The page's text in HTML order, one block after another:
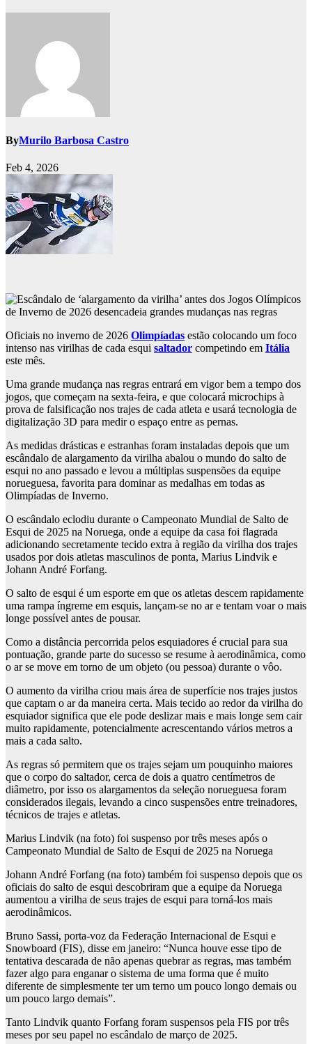
ByMurilo Barbosa Castro
Feb 4, 2026
Oficiais no inverno de 2026 Olimpíadas estão colocando um foco
intenso nas virilhas de cada esqui saltador competindo em Itália
este mês.
Uma grande mudança nas regras entrará em vigor bem a tempo dos
jogos, que começam na sexta-feira, e que colocará microchips à
prova de falsificação nos trajes de cada atleta e usará tecnologia de
digitalização 3D para medir o espaço entre as pernas.
As medidas drásticas e estranhas foram instaladas depois que um
escândalo de alargamento da virilha abalou o mundo do salto de
esqui no ano passado e levou a múltiplas suspensões da equipe
norueguesa, favorita para dominar as medalhas em todas as
Olimpíadas de Inverno.
O escândalo eclodiu durante o Campeonato Mundial de Salto de
Esqui de 2025 na Noruega, onde a equipe da casa foi flagrada
adicionando secretamente tecido extra à região da virilha dos trajes
usados ​​por dois atletas masculinos de ponta, Marius Lindvik e
Johann André Forfang.
O salto de esqui é um esporte em que os atletas descem rapidamente
uma rampa íngreme em esquis, lançam-se no ar e tentam voar o mais
longe possível antes de pousar.
Como a distância percorrida pelos esquiadores é crucial para sua
pontuação, grande parte do sucesso se resume à aerodinâmica, como
o ar se move em torno de um objeto (ou pessoa) durante o vôo.
O aumento da virilha criou mais área de superfície nos trajes justos
que captam o ar da maneira certa. Mais tecido ao redor da virilha do
esquiador significa que ele pode deslizar mais e mais longe sem cair
muito rapidamente, potencialmente acrescentando vários metros a
mais a cada salto.
As regras só permitem que os trajes sejam um pouquinho maiores
que o corpo do saltador, cerca de dois a quatro centímetros de
diâmetro, por isso os alargamentos da seleção norueguesa foram
considerados ilegais, levando a cinco suspensões entre treinadores,
técnicos de trajes e atletas.
Marius Lindvik (na foto) foi suspenso por três meses após o
Campeonato Mundial de Salto de Esqui de 2025 na Noruega
Johann André Forfang (na foto) também foi suspenso depois que os
oficiais do salto de esqui descobriram que a equipe da Noruega
aumentou a virilha de seus trajes de esqui para torná-los mais
aerodinâmicos.
Bruno Sassi, porta-voz da Federação Internacional de Esqui e
Snowboard (FIS), disse em janeiro: “Nunca houve esse tipo de
tentativa descarada de não apenas quebrar as regras, mas também
fazer algo para enganar o sistema de uma forma que é muito
diferente de simplesmente ter um terno um pouco longo demais ou
um pouco largo demais”.
Tanto Lindvik quanto Forfang foram suspensos pela FIS por três
meses por seu papel no escândalo de março de 2025.